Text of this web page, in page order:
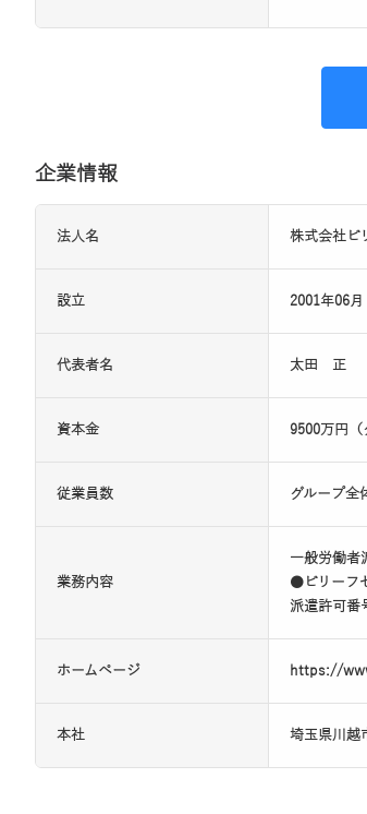
企業情報
法人名 株式会社ビ
設立 2001年06月
代表者名 太田 正
資本金 9500万円（
従業員数 グループ
業務内容
一般労働者
●ビリーフ
派遣許可番
ホームページ https://
本社 埼玉県川越